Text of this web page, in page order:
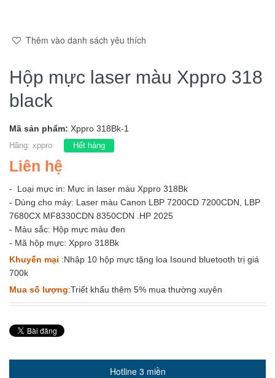
Thêm vào danh sách yêu thích
Hộp mực laser màu Xppro 318
black
Mã sản phẩm: Xppro 318Bk-1
Hãng: xppro Hết hàng
Liên hệ
- Loại mực in: Mực in laser màu Xppro 318Bk
- Dùng cho máy: Laser màu Canon LBP 7200CD 7200CDN, LBP
7680CX MF8330CDN 8350CDN .HP 2025
- Màu sắc: Hộp mực màu đen
- Mã hộp mực: Xppro 318Bk
Khuyến mại :Nhập 10 hộp mực tặng loa Isound bluetooth trị giá
700k
Mua số lượng:Triết khấu thêm 5% mua thường xuyên
Hotline 3 miền